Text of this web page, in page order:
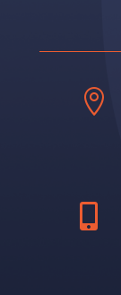

